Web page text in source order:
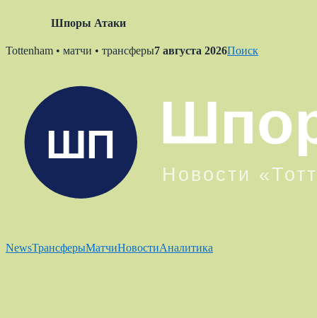
Шпоры Атаки
Skip
Tottenham • матчи • трансферы7 августа 2026Поиск
NewsТрансферыМатчиНовостиАналитика